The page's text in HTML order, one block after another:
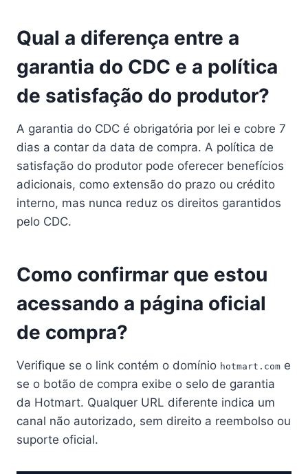
Qual a diferença entre a
garantia do CDC e a política
de satisfação do produtor?
A garantia do CDC é obrigatória por lei e cobre 7
dias a contar da data de compra. A política de
satisfação do produtor pode oferecer benefícios
adicionais, como extensão do prazo ou crédito
interno, mas nunca reduz os direitos garantidos
pelo CDC.
Como confirmar que estou
acessando a página oficial
de compra?
Verifique se o link contém o domínio hotmart.com e
se o botão de compra exibe o selo de garantia
da Hotmart. Qualquer URL diferente indica um
canal não autorizado, sem direito a reembolso ou
suporte oficial.